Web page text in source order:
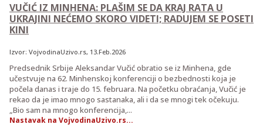
VUČIĆ IZ MINHENA: PLAŠIM SE DA KRAJ RATA U
UKRAJINI NEĆEMO SKORO VIDETI; RADUJEM SE POSETI
KINI
Izvor: VojvodinaUzivo.rs, 13.Feb.2026
Predsednik Srbije Aleksandar Vučić obratio se iz Minhena, gde
učestvuje na 62. Minhenskoj konferenciji o bezbednosti koja je
počela danas i traje do 15. februara. Na početku obraćanja, Vučić je
rekao da je imao mnogo sastanaka, ali i da se mnogi tek očekuju.
„Bio sam na mnogo konferencija,...
Nastavak na VojvodinaUzivo.rs...